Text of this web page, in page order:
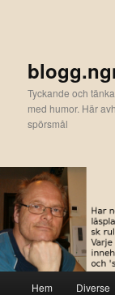
Tyckande och
med humor. Här
spörsmål
Hem Diverse